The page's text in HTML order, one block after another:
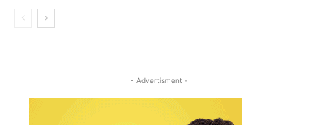
- Advertisment -